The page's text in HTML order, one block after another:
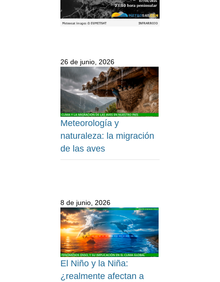
26 de junio, 2026
Meteorología y
naturaleza: la migración
de las aves
8 de junio, 2026
El Niño y la Niña:
¿realmente afectan a